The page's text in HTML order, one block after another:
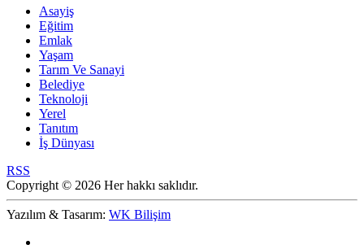
Asayiş
Eğitim
Emlak
Yaşam
Tarım Ve Sanayi
Belediye
Teknoloji
Yerel
Tanıtım
İş Dünyası
RSS
Copyright © 2026 Her hakkı saklıdır.
Yazılım & Tasarım: WK Bilişim